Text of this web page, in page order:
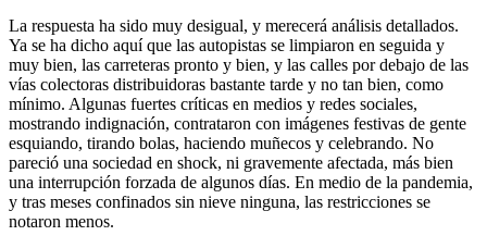
La respuesta ha sido muy desigual, y merecerá análisis detallados.
Ya se ha dicho aquí que las autopistas se limpiaron en seguida y
muy bien, las carreteras pronto y bien, y las calles por debajo de las
vías colectoras distribuidoras bastante tarde y no tan bien, como
mínimo. Algunas fuertes críticas en medios y redes sociales,
mostrando indignación, contrataron con imágenes festivas de gente
esquiando, tirando bolas, haciendo muñecos y celebrando. No
pareció una sociedad en shock, ni gravemente afectada, más bien
una interrupción forzada de algunos días. En medio de la pandemia,
y tras meses confinados sin nieve ninguna, las restricciones se
notaron menos.